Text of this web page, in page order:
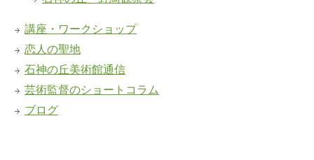
講座・ワークショップ
恋人の聖地
石神の丘美術館通信
芸術監督のショートコラム
ブログ